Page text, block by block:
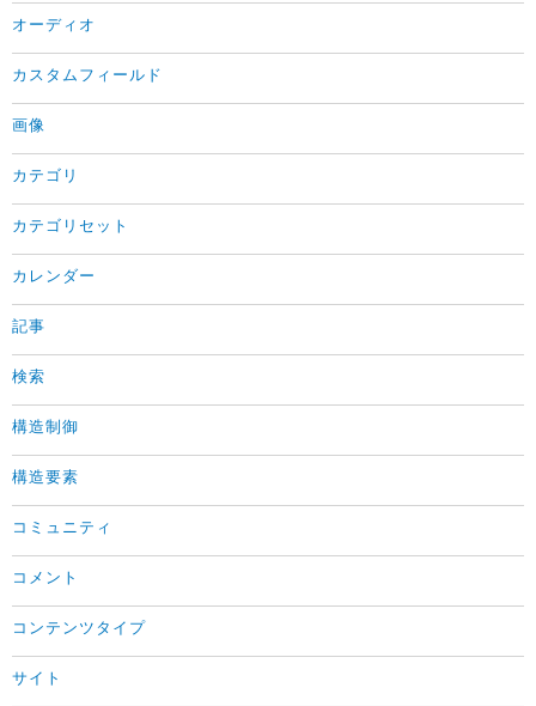
オーディオ
カスタムフィールド
画像
カテゴリ
カテゴリセット
カレンダー
記事
検索
構造制御
構造要素
コミュニティ
コメント
コンテンツタイプ
サイト